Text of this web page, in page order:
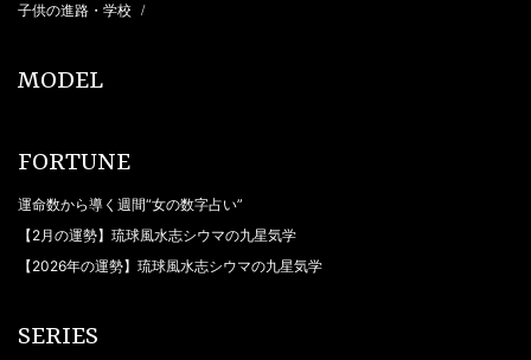
子供の進路・学校 /
MODEL
FORTUNE
運命数から導く週間“女の数字占い”
【2月の運勢】琉球風水志シウマの九星気学
【2026年の運勢】琉球風水志シウマの九星気学
SERIES